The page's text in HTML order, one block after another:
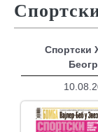
Спортски